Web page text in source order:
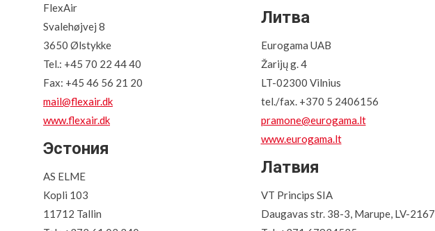
FlexAir
Svalehøjvej 8
3650 Ølstykke
Tel.: +45 70 22 44 40
Fax: +45 46 56 21 20
mail@flexair.dk
www.flexair.dk
Эстония
AS ELME
Kopli 103
11712 Tallin
Литва
Eurogama UAB
Žarijų g. 4
LT-02300 Vilnius
tel./fax. +370 5 2406156
pramone@eurogama.lt
www.eurogama.lt
Латвия
VT Princips SIA
Daugavas str. 38-3, Marupe, LV-2167